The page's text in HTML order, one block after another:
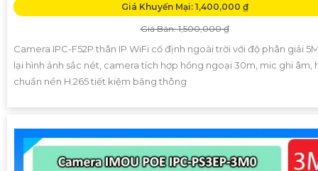
Giá Khuyến Mại: 1,400,000 ₫
Giá Bán: 1,500,000 ₫
Camera IPC-F52P thân IP WiFi cố định ngoài trời với độ phân giải
lại hình ảnh sắc nét, camera tích hợp hồng ngoại 30m, mic ghi âm,
chuẩn nén H.265 tiết kiệm băng thông